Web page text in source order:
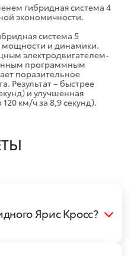
гибридная система 4
экономичности.
система 5
мощности и динамики.
электродвигателем-
программным
поразительное
Результат – быстрее
и улучшенная
км/ч за 8,9 секунд).
Ярис Кросс?